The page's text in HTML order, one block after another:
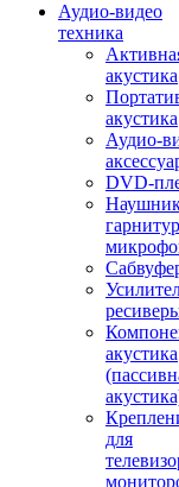
Аудио-видео
техника
акустика
акустика
Аудио-
DVD-
акустика
для